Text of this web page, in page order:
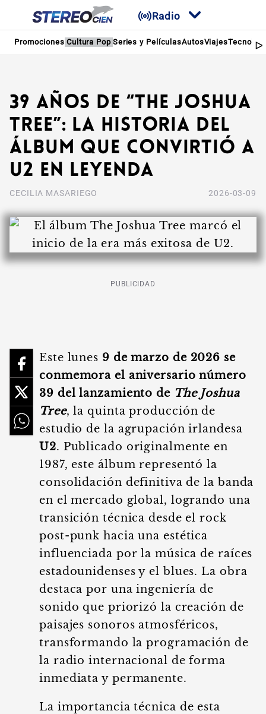
Radio
Promociones Cultura Pop Series y PelículasAutosViajes
39 años de “The Joshua
Tree”: la historia del
álbum que convirtió a
U2 en leyenda
CECILIA MASARIEGO 2026-03-09
PUBLICIDAD
Este lunes 9 de marzo de 2026 se
conmemora el aniversario número
39 del lanzamiento de The Joshua
Tree, la quinta producción de
estudio de la agrupación irlandesa
U2. Publicado originalmente en
1987, este álbum representó la
consolidación definitiva de la banda
en el mercado global, logrando una
transición técnica desde el rock
post-punk hacia una estética
influenciada por la música de raíces
estadounidenses y el blues. La obra
destaca por una ingeniería de
sonido que priorizó la creación de
paisajes sonoros atmosféricos,
transformando la programación de
la radio internacional de forma
inmediata y permanente.
La importancia técnica de esta